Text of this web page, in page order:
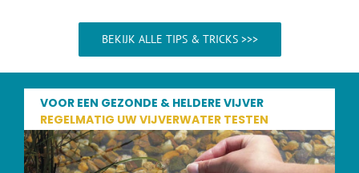
BEKIJK ALLE TIPS & TRICKS >>>
VOOR EEN GEZONDE & HELDERE VIJVER
REGELMATIG UW VIJVERWATER TESTEN